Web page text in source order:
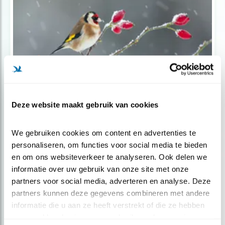
Deze website maakt gebruik van cookies
We gebruiken cookies om content en advertenties te
personaliseren, om functies voor social media te bieden
en om ons websiteverkeer te analyseren. Ook delen we
informatie over uw gebruik van onze site met onze
partners voor social media, adverteren en analyse. Deze
partners kunnen deze gegevens combineren met andere
informatie die u aan ze heeft verstrekt of die ze hebben